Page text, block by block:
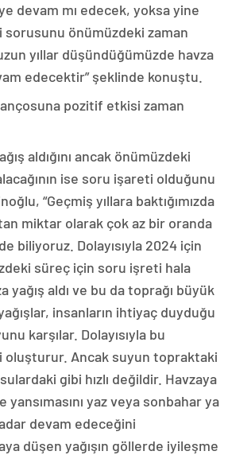
devam mı edecek, yoksa yine
sorusunu önümüzdeki zaman
yıllar düşündüğümüzde havza
edecektir” şeklinde konuştu.
pozitif etkisi zaman
aldığını ancak önümüzdeki
ise soru işareti olduğunu
“Geçmiş yıllara baktığımızda
miktar olarak çok az bir oranda
biliyoruz. Dolayısıyla 2024 için
süreç için soru işreti hala
yağış aldı ve bu da toprağı büyük
insanların ihtiyaç duyduğu
karşılar. Dolayısıyla bu
oluşturur. Ancak suyun topraktaki
gibi hızlı değildir. Havzaya
yaz veya sonbahar ya
devam edeceğini
düşen yağışın göllerde iyileşme